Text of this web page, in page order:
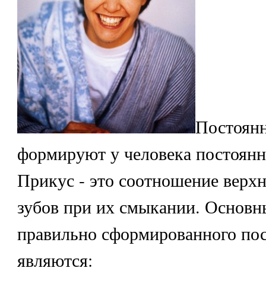
формируют у человека
Прикус - это соотношение
зубов при их смыкании.
правильно сформированного
являются: